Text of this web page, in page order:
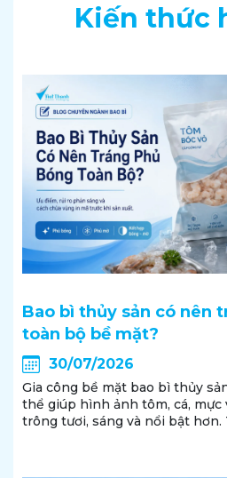
Kiến thức
Bao bì thủy sản có nên
toàn bộ bề mặt?
30/07/2026
Gia công bề mặt bao bì thủy
thể giúp hình ảnh tôm, cá, mực
trông tươi, sáng và nổi bật hơn.